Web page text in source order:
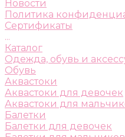
Новости
Политика
Сертификаты
...
Каталог
Одежда, обувь и
Обувь
Аквастоки
Аквастоки для девочек
Аквастоки для
Балетки
Балетки для девочек